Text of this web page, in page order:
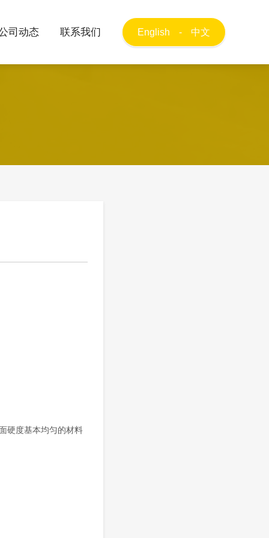
司动态 联系我们 English - 中文
硬度基本均匀的材料